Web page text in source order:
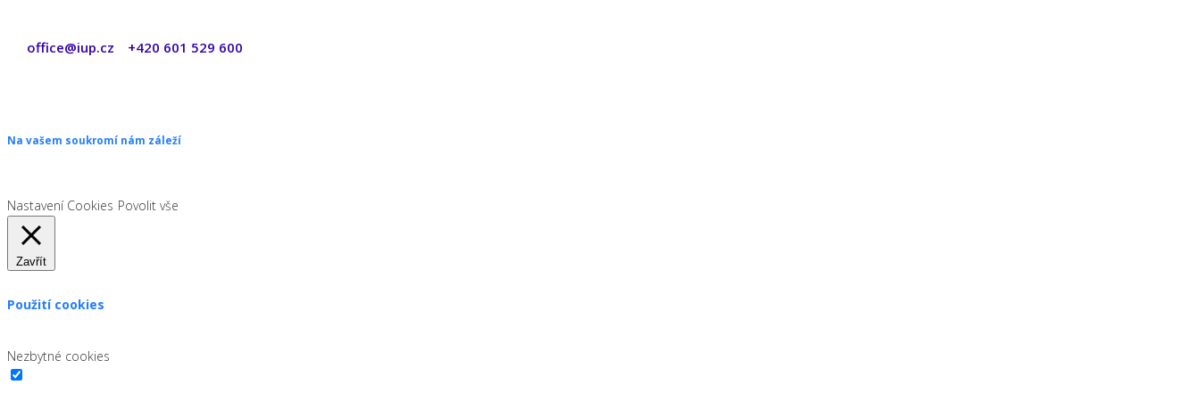
office@iup.cz +420 601 529 600
Na vašem soukromí nám záleží
Nastavení Cookies Povolit vše
Zavřít
Použití cookies
Nezbytné cookies